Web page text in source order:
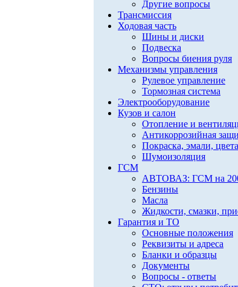
Другие вопросы
Трансмиссия
Ходовая часть
Шины и диски
Подвеска
Вопросы биения руля
Механизмы управления
Рулевое управление
Тормозная система
Электрооборудование
Кузов и салон
Отопление и
Антикоррозийная
Покраска, эмали, цвета
Шумоизоляция
ГСМ
АВТОВАЗ: ГСМ на
Бензины
Масла
Жидкости, смазки,
Гарантия и ТО
Основные положения
Реквизиты и адреса
Бланки и образцы
Документы
Вопросы - ответы